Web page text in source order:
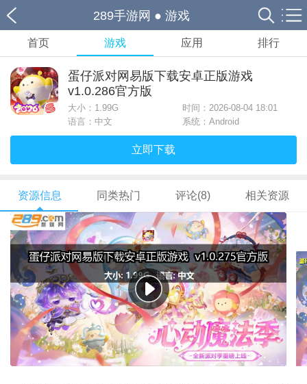
289手游网 ● 游戏
首页 游戏 应用 排行
蛋仔派对网易版下载安卓正版游戏
v1.0.286官方版
大小： 1.99G
时间：2026-08-04 18:01
语言：中文
系统：Android
立即下载
资源信息 同类热门 评论(8) 相关资源